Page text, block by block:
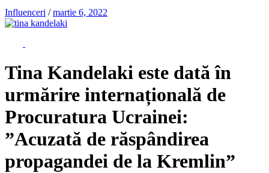
Influenceri /martie 6, 2022
Tina Kandelaki este dată în
urmărire internațională de
Procuratura Ucrainei:
”Acuzată de răspândirea
propagandei de la Kremlin”